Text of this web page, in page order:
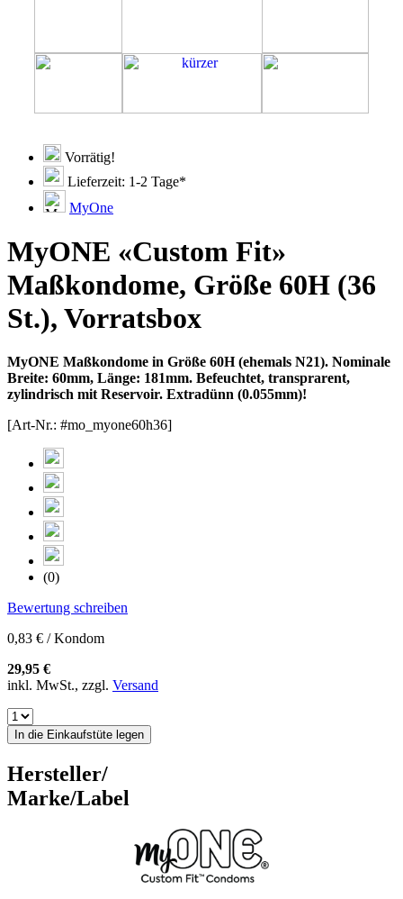
Vorrätig!
Lieferzeit: 1-2 Tage*
MyOne
MyONE «Custom Fit»
Maßkondome, Größe 60H (36
St.), Vorratsbox
MyONE Maßkondome in Größe 60H (ehemals N21). Nominale
Breite: 60mm, Länge: 181mm. Befeuchtet, transprarent,
zylindrisch mit Reservoir. Extradünn (0.055mm)!
[Art-Nr.: #mo_myone60h36]
(0)
Bewertung schreiben
0,83 € / Kondom
29,95 €
inkl. MwSt., zzgl. Versand
In die Einkaufstüte legen
Hersteller/
Marke/Label